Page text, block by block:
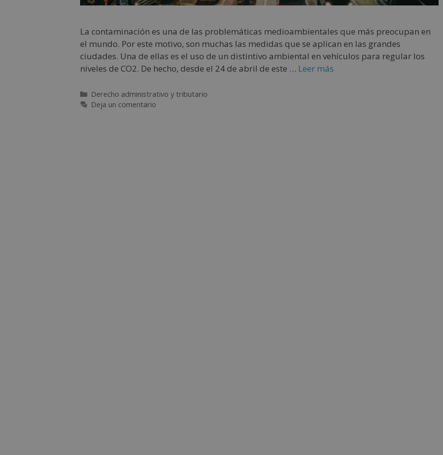
La contaminación es una de las problemáticas medioambientales que más preocupan en
el mundo. Por este motivo, son muchas las medidas que se aplican en las grandes
ciudades. Una de ellas es el uso de un distintivo ambiental en vehículos para regular los
niveles de CO2. De hecho, desde el 24 de abril de este … Leer más
Derecho administrativo y tributario
Deja un comentario